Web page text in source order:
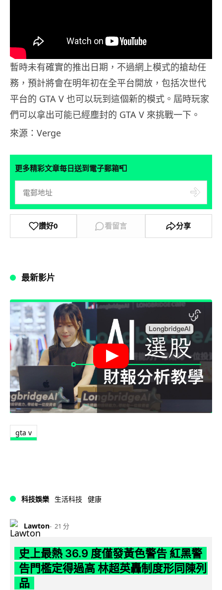
暫時未有確實的推出日期，不過網上模式的搶劫任
務，預計將會在明年初在全平台開放，包括次世代
平台的 GTA V 也可以玩到這個新的模式。屆時玩家
們可以拿出可能已經塵封的 GTA V 來挑戰一下。
來源：Verge
更多精彩文章每日送到電子郵箱📮
讚好0 看留言 分享
最新影片
gta v
科技娛樂 生活科技 健康
Lawton 21 分
史上最熱 36.9 度僅發黃色警告 紅黑警
告門檻定得過高 林超英轟制度形同陳列
品